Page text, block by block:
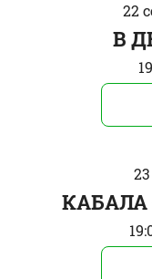
22
В